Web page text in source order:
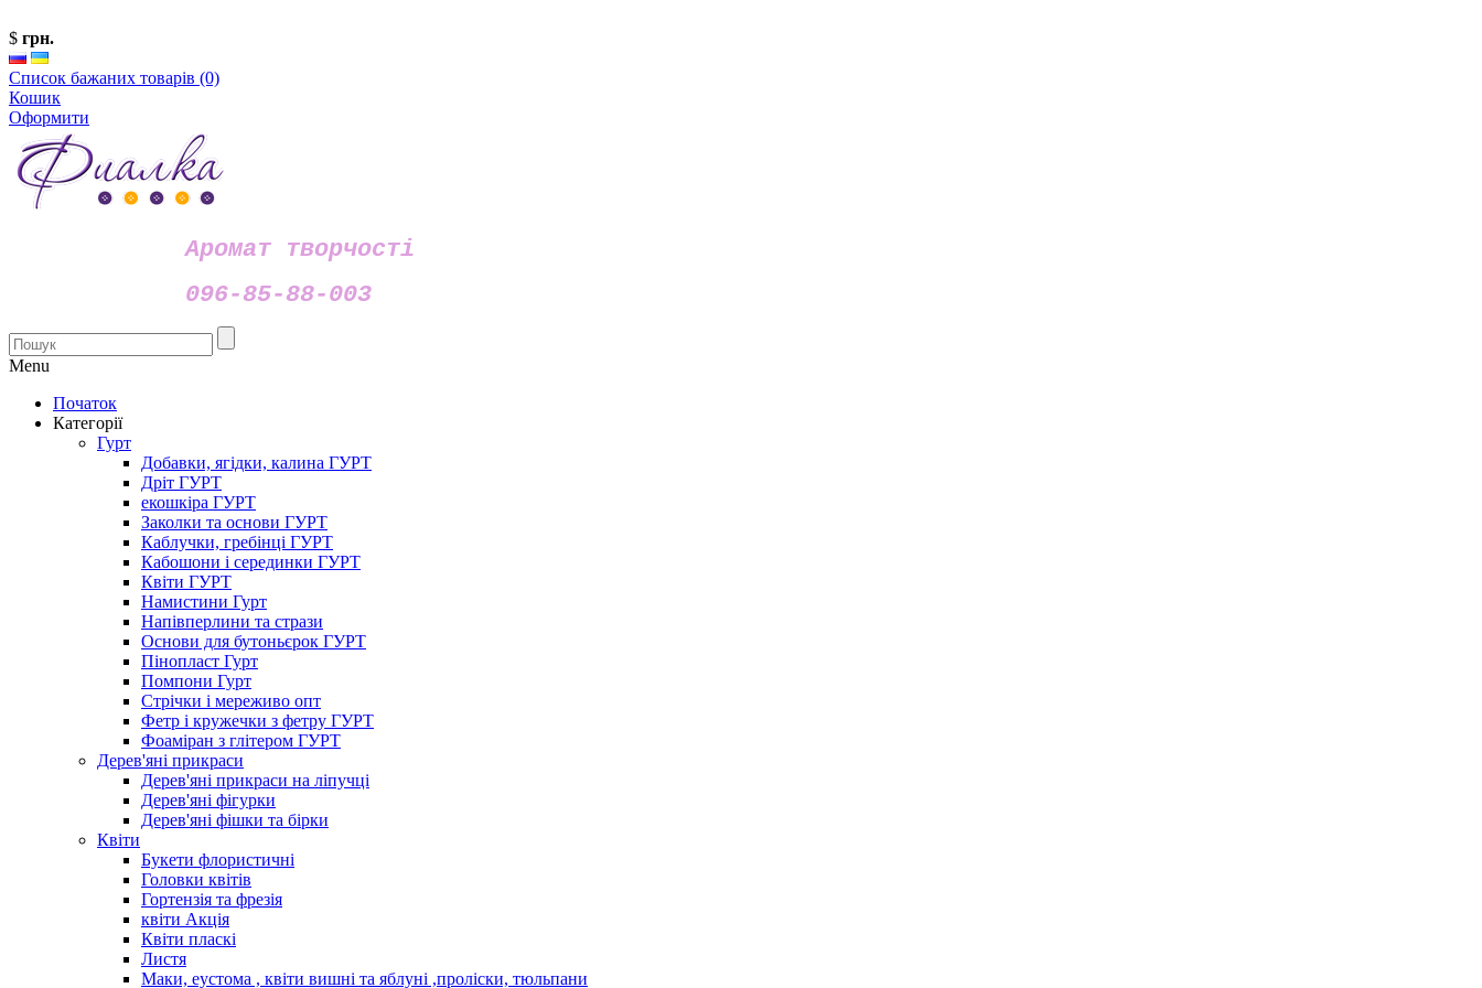
$ грн.
Список бажаних товарів (0)
Кошик
Оформити
Аромат творчості
096-85-88-003
Menu
Початок
Категорії
Гурт
Добавки, ягідки, калина ГУРТ
Дріт ГУРТ
екошкіра ГУРТ
Заколки та основи ГУРТ
Каблучки, гребінці ГУРТ
Кабошони і серединки ГУРТ
Квіти ГУРТ
Намистини Гурт
Напівперлини та стрази
Основи для бутоньєрок ГУРТ
Пінопласт Гурт
Помпони Гурт
Стрічки і мереживо опт
Фетр і кружечки з фетру ГУРТ
Фоаміран з глітером ГУРТ
Дерев'яні прикраси
Дерев'яні прикраси на ліпучці
Дерев'яні фігурки
Дерев'яні фішки та бірки
Квіти
Букети флористичні
Головки квітів
Гортензія та фрезія
квіти Акція
Квіти пласкі
Листя
Маки, еустома , квіти вишні та яблуні ,проліски, тюльпани